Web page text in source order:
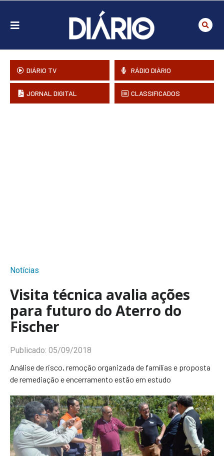
DIÁRIO TV RÁDIO DIÁRIO
JORNAL DIGITAL CLASSIFICADOS
Notícias
Visita técnica avalia ações
para futuro do Aterro do
Fischer
Publicado: 05/09/2018
Análise de risco, remoção organizada de famílias e proposta
de remediação e encerramento estão em estudo